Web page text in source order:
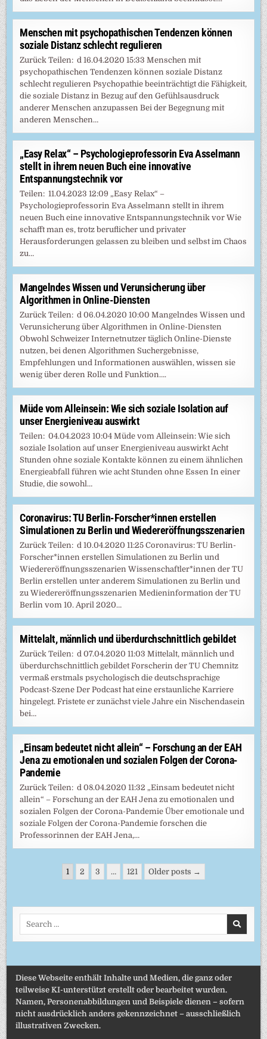
Menschen mit psychopathischen Tendenzen können
soziale Distanz schlecht regulieren
Zurück Teilen: d 16.04.2020 15:33 Menschen mit
psychopathischen Tendenzen können soziale Distanz
schlecht regulieren Psychopathie beeinträchtigt die Fähigkeit,
die soziale Distanz in Bezug auf den Gefühlsausdruck
anderer Menschen anzupassen Bei der Begegnung mit
anderen Menschen…
„Easy Relax“ – Psychologieprofessorin Eva Asselmann
stellt in ihrem neuen Buch eine innovative
Entspannungstechnik vor
Teilen: 11.04.2023 12:09 „Easy Relax“ –
Psychologieprofessorin Eva Asselmann stellt in ihrem
neuen Buch eine innovative Entspannungstechnik vor Wie
schafft man es, trotz beruflicher und privater
Herausforderungen gelassen zu bleiben und selbst im Chaos
zu…
Mangelndes Wissen und Verunsicherung über
Algorithmen in Online-Diensten
Zurück Teilen: d 06.04.2020 10:00 Mangelndes Wissen und
Verunsicherung über Algorithmen in Online-Diensten
Obwohl Schweizer Internetnutzer täglich Online-Dienste
nutzen, bei denen Algorithmen Suchergebnisse,
Empfehlungen und Informationen auswählen, wissen sie
wenig über deren Rolle und Funktion….
Müde vom Alleinsein: Wie sich soziale Isolation auf
unser Energieniveau auswirkt
Teilen: 04.04.2023 10:04 Müde vom Alleinsein: Wie sich
soziale Isolation auf unser Energieniveau auswirkt Acht
Stunden ohne soziale Kontakte können zu einem ähnlichen
Energieabfall führen wie acht Stunden ohne Essen In einer
Studie, die sowohl…
Coronavirus: TU Berlin-Forscher*innen erstellen
Simulationen zu Berlin und Wiedereröffnungsszenarien
Zurück Teilen: d 10.04.2020 11:25 Coronavirus: TU Berlin-
Forscher*innen erstellen Simulationen zu Berlin und
Wiedereröffnungsszenarien Wissenschaftler*innen der TU
Berlin erstellen unter anderem Simulationen zu Berlin und
zu Wiedereröffnungsszenarien Medieninformation der TU
Berlin vom 10. April 2020…
Mittelalt, männlich und überdurchschnittlich gebildet
Zurück Teilen: d 07.04.2020 11:03 Mittelalt, männlich und
überdurchschnittlich gebildet Forscherin der TU Chemnitz
vermaß erstmals psychologisch die deutschsprachige
Podcast-Szene Der Podcast hat eine erstaunliche Karriere
hingelegt. Fristete er zunächst viele Jahre ein Nischendasein
bei…
„Einsam bedeutet nicht allein“ – Forschung an der EAH
Jena zu emotionalen und sozialen Folgen der Corona-
Pandemie
Zurück Teilen: d 08.04.2020 11:32 „Einsam bedeutet nicht
allein“ – Forschung an der EAH Jena zu emotionalen und
sozialen Folgen der Corona-Pandemie Über emotionale und
soziale Folgen der Corona-Pandemie forschen die
Professorinnen der EAH Jena,…
Seitennummerierung
Beiträge
1 2 3 … 121 Older posts →
Diese Webseite enthält Inhalte und Medien, die ganz oder
teilweise KI-unterstützt erstellt oder bearbeitet wurden.
Namen, Personenabbildungen und Beispiele dienen – sofern
nicht ausdrücklich anders gekennzeichnet – ausschließlich
illustrativen Zwecken.